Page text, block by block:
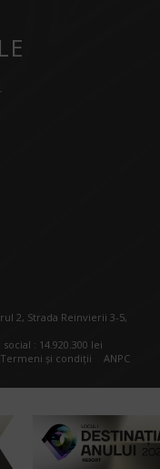
2, Strada Reinvierii 3-5,
social : 14.920.300 lei
Termeni și condiții ANPC